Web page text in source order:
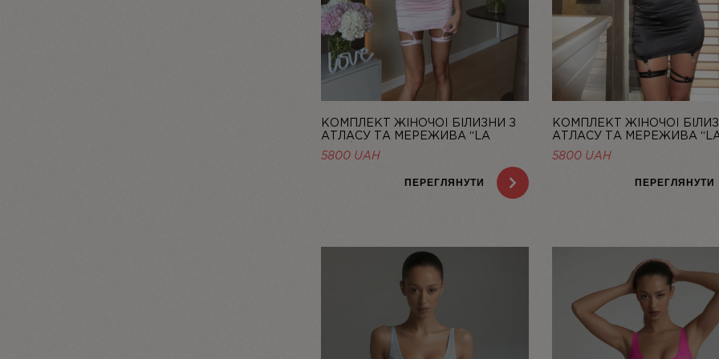
КОМПЛЕКТ ЖІНОЧОЇ БІЛИЗНИ З
АТЛАСУ ТА МЕРЕЖИВА “LA
ROSÉE” ЗІ СПІДНИЦЕЮ — LINIYA
5800 UAH
ПЕРЕГЛЯНУТИ
КОМПЛЕКТ ЖІНОЧОЇ
АТЛАСУ ТА МЕРЕЖИВА “LA
ЗІ СПІДНИЦЕЮ — LINIYA
5800 UAH
ПЕРЕГЛЯНУТИ